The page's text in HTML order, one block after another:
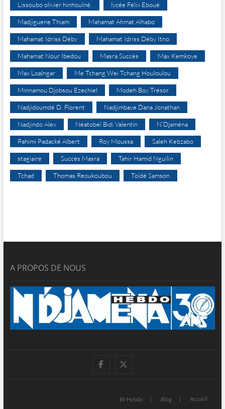
Lissoubo olivier hinhoulné. lycée Félix Eboué
Madjiguene Thiam Mahamat Ahmat Alhabo
Mahamat Idriss Déby Mahamat Idriss Déby Itno
Mahamat Nour Ibedou Masra Succès Max Kemkoye
Max Loalngar Me Tchang Wei Tchang Houloulou
Minnamou Djobsou Ezechiel Modeh Boy Trésor
Nadjidoumdé D. Florent Nadjimbaye Dana Jonathan
Nadjindo Alex Néatobeï Bidi Valentin N’Djaména
Pahimi Padacké Albert Roy Moussa Saleh Kebzabo
stagiaire Succès Masra Tahir Hamid Nguilin
Tchad Thomas Reoukoubou Toïdé Samson
A PROPOS DE NOUS
facebook
BI-Hebdo Blog Accueil